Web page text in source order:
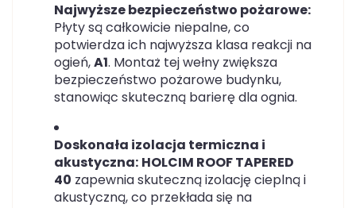
Najwyższe bezpieczeństwo pożarowe:
Płyty są całkowicie niepalne, co
potwierdza ich najwyższa klasa reakcji na
ogień,A1. Montaż tej wełny zwiększa
bezpieczeństwo pożarowe budynku,
stanowiąc skuteczną barierę dla ognia.
Doskonała izolacja termiczna i
akustyczna: HOLCIM ROOF TAPERED
40 zapewnia skuteczną izolację cieplną i
akustyczną, co przekłada się na